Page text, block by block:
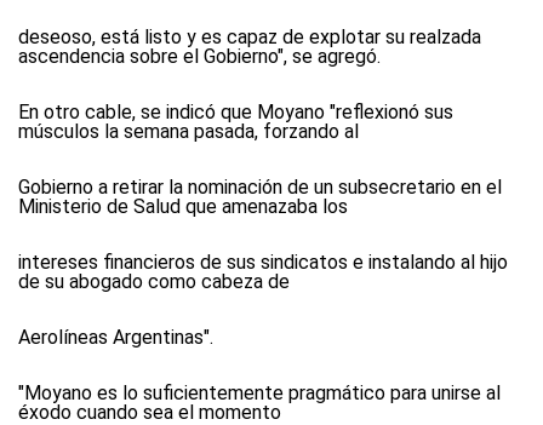
deseoso, está listo y es capaz de explotar su realzada
ascendencia sobre el Gobierno", se agregó.
En otro cable, se indicó que Moyano "reflexionó sus
músculos la semana pasada, forzando al
Gobierno a retirar la nominación de un subsecretario en el
Ministerio de Salud que amenazaba los
intereses financieros de sus sindicatos e instalando al hijo
de su abogado como cabeza de
Aerolíneas Argentinas".
"Moyano es lo suficientemente pragmático para unirse al
éxodo cuando sea el momento